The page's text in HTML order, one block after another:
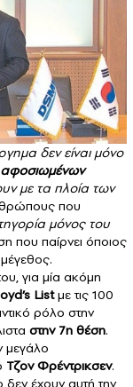
δεν είναι μόνο
αφοσιωμένων
με τα πλοία των
που
μόνος του
που παίρνει όποιος
για μία ακόμη
Listμε τις 100
ρόλο στην
στην 7η θέση.
μεγάλο
Τζον Φρέντρικσεν.